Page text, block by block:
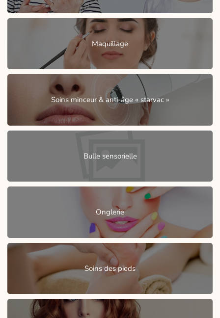
Maquillage
Soins minceur & anti-âge « starvac »
Bulle sensorielle
Onglerie
Soins des pieds